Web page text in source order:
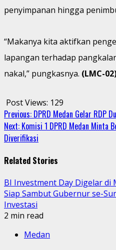
penyimpanan hingga
“Makanya kita aktifkan
lapangan terhadap
nakal,” pungkasnya. (LMC-
Post Views: 129
Continue
Reading
Previous: DPRD Medan Gelar RDP
Next: Komisi 1 DPRD Medan Minta
Diverifikasi
Related Stories
BI Investment Day Digelar di
Siap Sambut Gubernur se-
Investasi
2 min read
Medan